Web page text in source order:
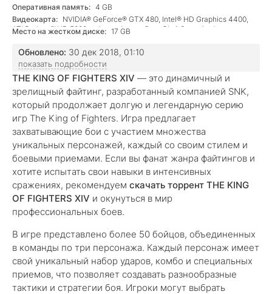
Оперативная память: 4 GB
Видеокарта: NVIDIA® GeForce® GTX 480, Intel® HD Graphics 4400,
ATI Radeon™ HD 5000 series, or better. OpenGL 4.3 required.
Место на жестком диске: 17 GB
Обновлено: 30 дек 2018, 01:10
показать подробности
THE KING OF FIGHTERS XIV — это динамичный и
зрелищный файтинг, разработанный компанией SNK,
который продолжает долгую и легендарную серию
игр The King of Fighters. Игра предлагает
захватывающие бои с участием множества
уникальных персонажей, каждый со своим стилем и
боевыми приемами. Если вы фанат жанра файтингов и
хотите испытать свои навыки в интенсивных
сражениях, рекомендуем скачать торрент THE KING
OF FIGHTERS XIV и окунуться в мир
профессиональных боев.
В игре представлено более 50 бойцов, объединенных
в команды по три персонажа. Каждый персонаж имеет
свой уникальный набор ударов, комбо и специальных
приемов, что позволяет создавать разнообразные
тактики и стратегии боя. Игроки могут выбрать